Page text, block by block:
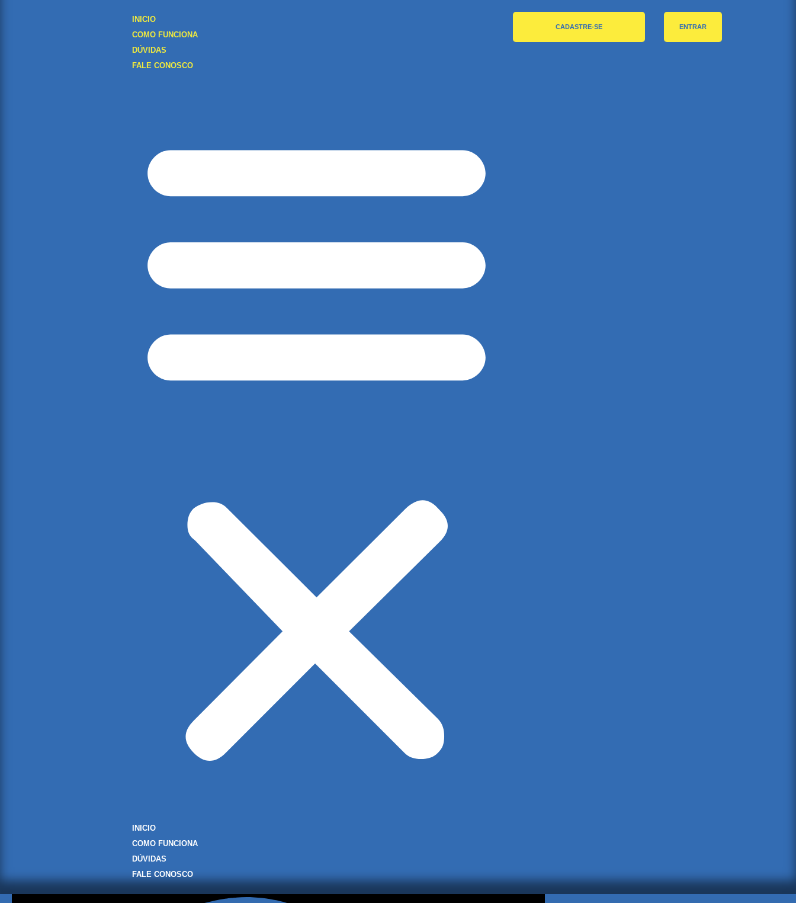
INICIO
COMO FUNCIONA
DÚVIDAS
FALE CONOSCO
INICIO
COMO FUNCIONA
DÚVIDAS
FALE CONOSCO
CADASTRE-SE ENTRAR